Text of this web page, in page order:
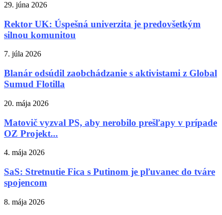
29. júna 2026
Rektor UK: Úspešná univerzita je predovšetkým
silnou komunitou
7. júla 2026
Blanár odsúdil zaobchádzanie s aktivistami z Global
Sumud Flotilla
20. mája 2026
Matovič vyzval PS, aby nerobilo prešľapy v prípade
OZ Projekt...
4. mája 2026
SaS: Stretnutie Fica s Putinom je pľuvanec do tváre
spojencom
8. mája 2026